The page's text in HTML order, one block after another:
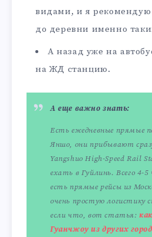
видами, и я рекомендую
до деревни именно
А назад уже на
на ЖД станцию.
А еще важно знать:
Есть ежедневные прямые
Яншо, они прибывают
Yangshuo High-Speed Rail
ехать в Гуйлинь. Всего 4-
есть прямые рейсы из
очень простую логистику
если что, вот статья:
Гуанчжоу из других